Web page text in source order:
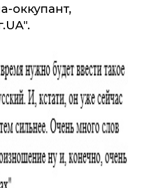
оккупант,